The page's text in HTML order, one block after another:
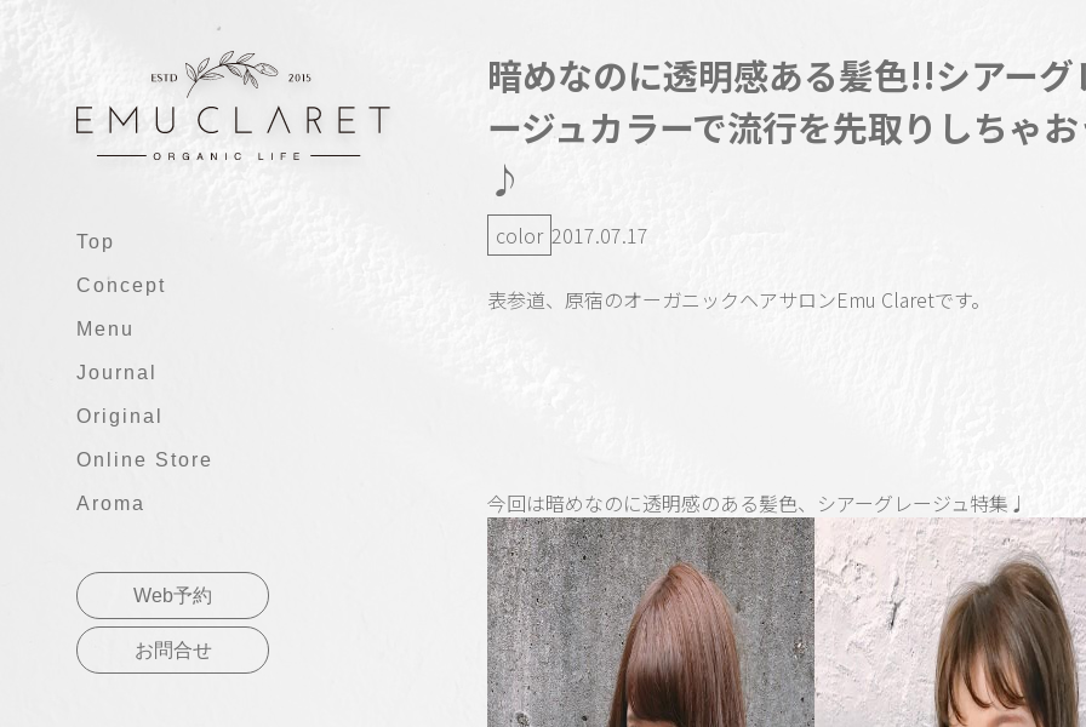
Top
Concept
Menu
Journal
Original
Online Store
Aroma
Web予約
お問合せ
暗めなのに透明感ある髪色!!シアーグ
ージュカラーで流行を先取りしちゃ
♪
color 2017.07.17
表参道、原宿のオーガニックヘアサロンEmu Claretです。
今回は暗めなのに透明感のある髪色、シアーグレージュ特集♩